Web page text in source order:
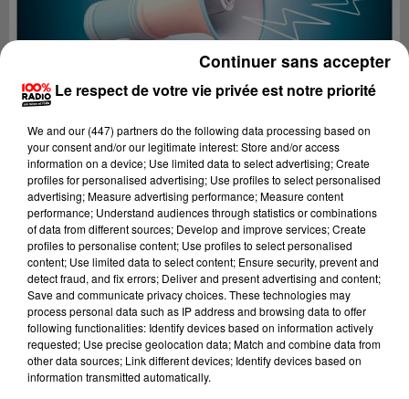
Lecture (2 min 24 sec)
100%
100% Radio les infos du grand Toulouse
Le respect de votre vie privée est notre priorité
We and our (447) partnersdo the following data processing based on
your consent and/or our legitimate interest: Store and/or access
information on a device; Use limited data to select advertising; Create
profiles for personalised advertising; Use profiles to select personalised
advertising; Measure advertising performance; Measure content
performance; Understand audiences through statistics or combinations
of data from different sources; Develop and improve services; Create
profiles to personalise content; Use profiles to select personalised
content; Use limited data to select content; Ensure security, prevent and
detect fraud, and fix errors; Deliver and present advertising and content;
Save and communicate privacy choices. These technologies may
process personal data such as IP address and browsing data to offer
following functionalities: Identify devices based on information actively
requested; Use precise geolocation data; Match and combine data from
other data sources; Link different devices; Identify devices based on
information transmitted automatically.
Continuer sans accepter